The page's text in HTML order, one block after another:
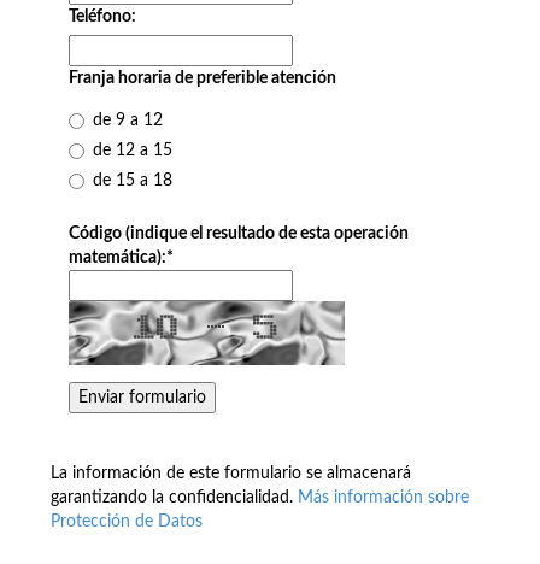
Teléfono:
Franja horaria de preferible atención
de 9 a 12
de 12 a 15
de 15 a 18
Código (indique el resultado de esta operación
matemática):*
La información de este formulario se almacenará
garantizando la confidencialidad. Más información sobre
Protección de Datos